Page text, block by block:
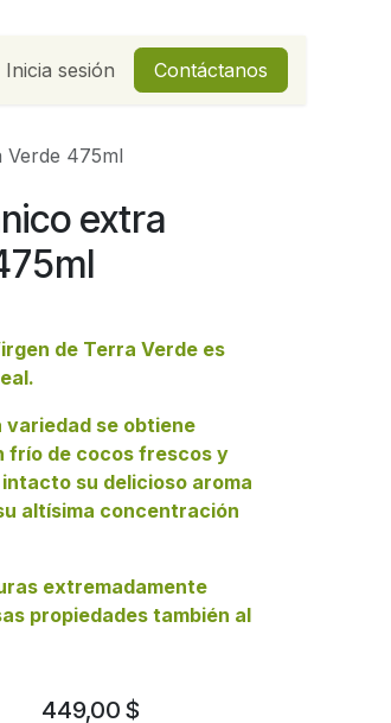
Inicia sesión Contáctanos
475ml
extra
de Terra Verde es
se obtiene
frío de cocos frescos y
su delicioso aroma
altísima concentración
extremadamente
propiedades también al
449,00 $